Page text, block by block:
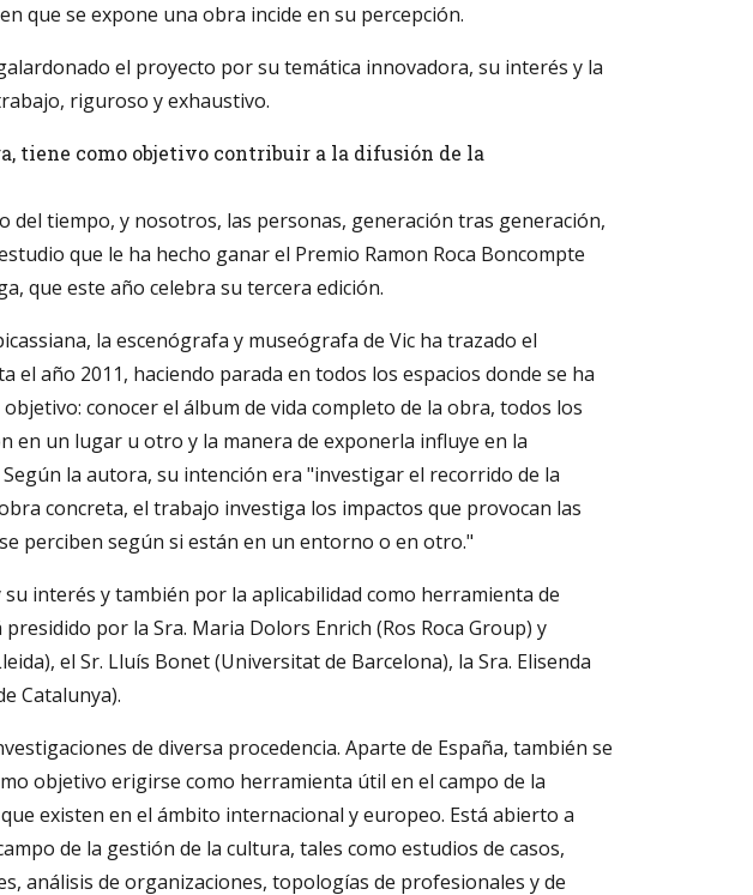
que se expone una obra incide en su percepción.
el proyecto por su temática innovadora, su interés y la
riguroso y exhaustivo.
tiene como objetivo contribuir a la difusión de la
del tiempo, y nosotros, las personas, generación tras generación,
que le ha hecho ganar el Premio Ramon Roca Boncompte
que este año celebra su tercera edición.
la escenógrafa y museógrafa de Vic ha trazado el
el año 2011, haciendo parada en todos los espacios donde se ha
conocer el álbum de vida completo de la obra, todos los
en un lugar u otro y la manera de exponerla influye en la
la autora, su intención era "investigar el recorrido de la
concreta, el trabajo investiga los impactos que provocan las
perciben según si están en un entorno o en otro."
interés y también por la aplicabilidad como herramienta de
por la Sra. Maria Dolors Enrich (Ros Roca Group) y
el Sr. Lluís Bonet (Universitat de Barcelona), la Sra. Elisenda
Catalunya).
de diversa procedencia. Aparte de España, también se
objetivo erigirse como herramienta útil en el campo de la
existen en el ámbito internacional y europeo. Está abierto a
de la gestión de la cultura, tales como estudios de casos,
análisis de organizaciones, topologías de profesionales y de